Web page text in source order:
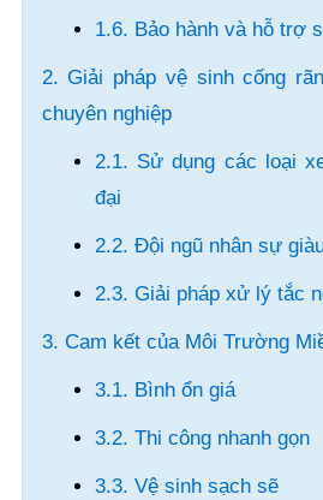
1.6. Bảo hành và hỗ trợ
2. Giải pháp vệ sinh cống
chuyên nghiệp
2.1. Sử dụng các loại
đại
2.2. Đội ngũ nhân sự
2.3. Giải pháp xử lý tắc
3. Cam kết của Môi Trường
3.1. Bình ổn giá
3.2. Thi công nhanh gọn
3.3. Vệ sinh sạch sẽ